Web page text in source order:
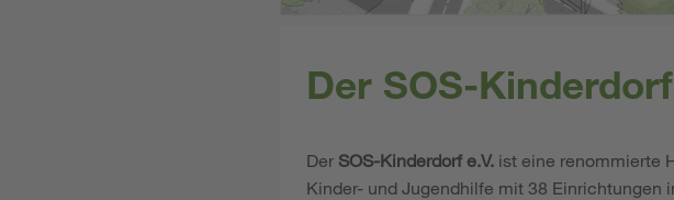
Der SOS-Kinderdorf
Der SOS-Kinderdorf e.V. ist eine renommierte
Kinder- und Jugendhilfe mit 38 Einrichtungen